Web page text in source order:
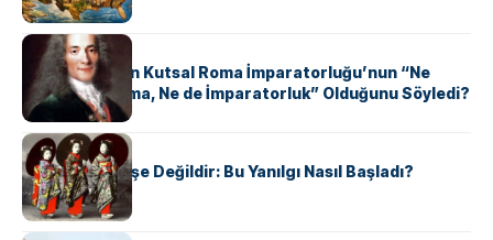
KÜLTÜR
Voltaire Neden Kutsal Roma İmparatorluğu’nun “Ne
Kutsal, Ne Roma, Ne de İmparatorluk” Olduğunu Söyledi?
KÜLTÜR
Geyşalar Fahişe Değildir: Bu Yanılgı Nasıl Başladı?